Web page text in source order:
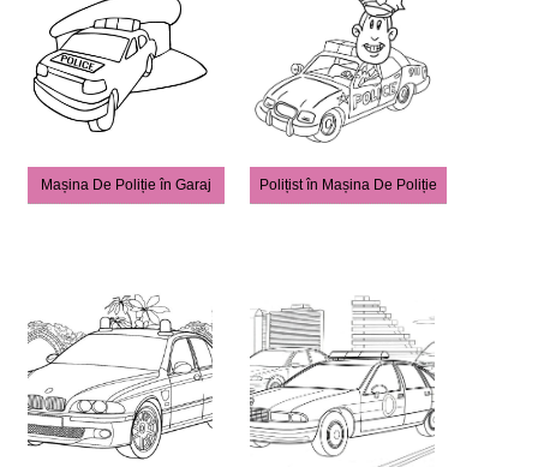
Mașina De Poliție în Garaj Polițist în Mașina De Poliție